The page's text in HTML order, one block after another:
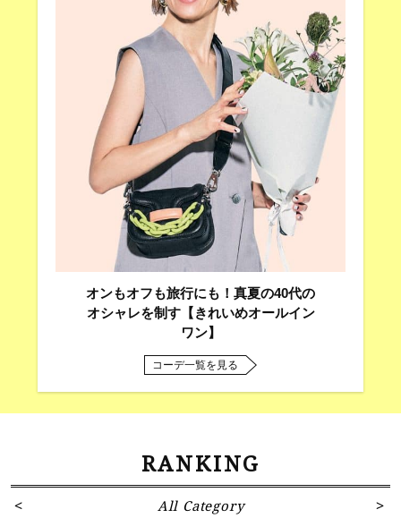
オンもオフも旅行にも！真夏の40代の
オシャレを制す【きれいめオールイン
ワン】
コーデ一覧を見る
RANKING
All Category